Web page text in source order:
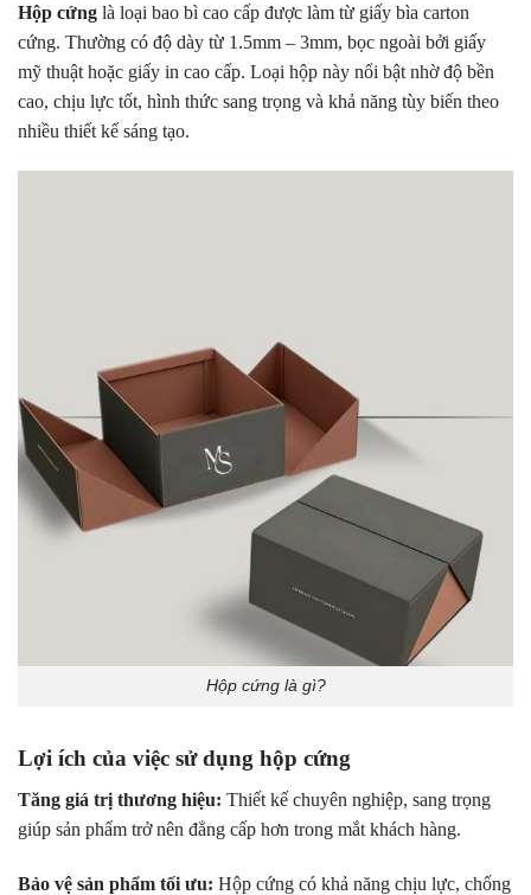
Hộp cứng là loại bao bì cao cấp được làm từ giấy bìa carton
cứng. Thường có độ dày từ 1.5mm – 3mm, bọc ngoài bởi giấy
mỹ thuật hoặc giấy in cao cấp. Loại hộp này nổi bật nhờ độ bền
cao, chịu lực tốt, hình thức sang trọng và khả năng tùy biến theo
nhiều thiết kế sáng tạo.
Hộp cứng là gì?
Lợi ích của việc sử dụng hộp cứng
Tăng giá trị thương hiệu: Thiết kế chuyên nghiệp, sang trọng
giúp sản phẩm trở nên đẳng cấp hơn trong mắt khách hàng.
Bảo vệ sản phẩm tối ưu: Hộp cứng có khả năng chịu lực, chống